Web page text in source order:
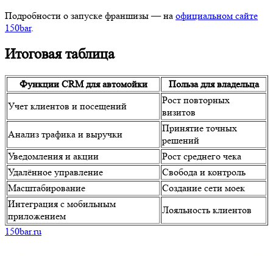
Подробности о запуске франшизы — на официальном сайте
150bar.
Итоговая таблица
Функции CRM для автомойки
Польза для владельца
Учет клиентов и посещений
Рост повторных
визитов
Анализ трафика и выручки
Принятие точных
решений
Уведомления и акции
Рост среднего чека
Удалённое управление
Свобода и контроль
Масштабирование
Создание сети моек
Интеграция с мобильным
приложением
Лояльность клиентов
150bar.ru